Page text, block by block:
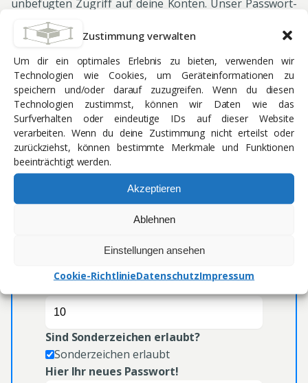
Zustimmung verwalten
Um dir ein optimales Erlebnis zu bieten, verwenden wir
Technologien wie Cookies, um Geräteinformationen zu
speichern und/oder darauf zuzugreifen. Wenn du diesen
Technologien zustimmst, können wir Daten wie das
Surfverhalten oder eindeutige IDs auf dieser Website
verarbeiten. Wenn du deine Zustimmung nicht erteilst oder
zurückziehst, können bestimmte Merkmale und Funktionen
beeinträchtigt werden.
Akzeptieren
Ablehnen
Einstellungen ansehen
Cookie-RichtlinieDatenschutzImpressum
unbefugten Zugriff auf deine Konten. Unser Passwort-
Generator erstellt zufällige und sichere Passwörter mit
einer Kombination aus Buchstaben, Zahlen und
Sonderzeichen. Einfach gewünschte Länge auswählen,
generieren und sicher abspeichern – so schützt du
deine Daten effektiv vor Angriffen.
Tipp: Nutze einen Passwort-Manager, um deine
Passwörter sicher zu verwalten und sie nicht mehrfach
zu verwenden!
Passwort Generator
Wir generieren für Sie ein sicheres neues
Passwort. Keine Sorge, das ganze passiert nur
Passwort nicht!
Sind Sonderzeichen erlaubt?
Sonderzeichen erlaubt
Hier Ihr neues Passwort!